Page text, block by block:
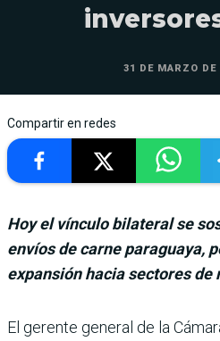
31 DE MARZO DE
Compartir en redes
Hoy el vínculo bilateral se
envíos de carne paraguaya,
expansión hacia sectores de
El gerente general de la